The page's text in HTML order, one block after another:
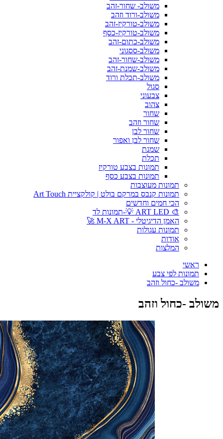
משולב- שחור-זהב
משולב-ורוד וזהב
משולב-טורקיז-זהב
משולב-טורקיז-כסף
משולב-כתום-זהב
משולב-ססגוני
משולב-שחור-זהב
משולב-שמנת-זהב
משולב-תכלת ורוד
סגול
צבעוני
צהוב
שחור
שחור וזהב
שחור לבן
שחור לבן ואפור
שמנת
תכלת
תמונות בצבע טורקיז
תמונות בצבע כסף
תמונות מעוצבות
תמונות קנבס במרקם בולט | קולקציית Art Touch
הכי חמים וחדשים
🎨 ART LED 💡-תמונות לד
האמן הדיגיטלי - M-X ART 🚀
תמונות עגולות
אודות
המלצות
ראשי
תמונות לפי צבע
משולב -כחול וזהב
משולב -כחול וזהב